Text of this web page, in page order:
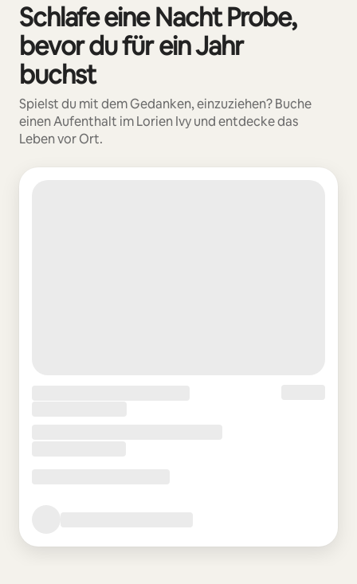
Schlafe eine Nacht Probe,
bevor du für ein Jahr
buchst
Spielst du mit dem Gedanken, einzuziehen? Buche
einen Aufenthalt im Lorien Ivy und entdecke das
Leben vor Ort.
0 von 0 Artikeln